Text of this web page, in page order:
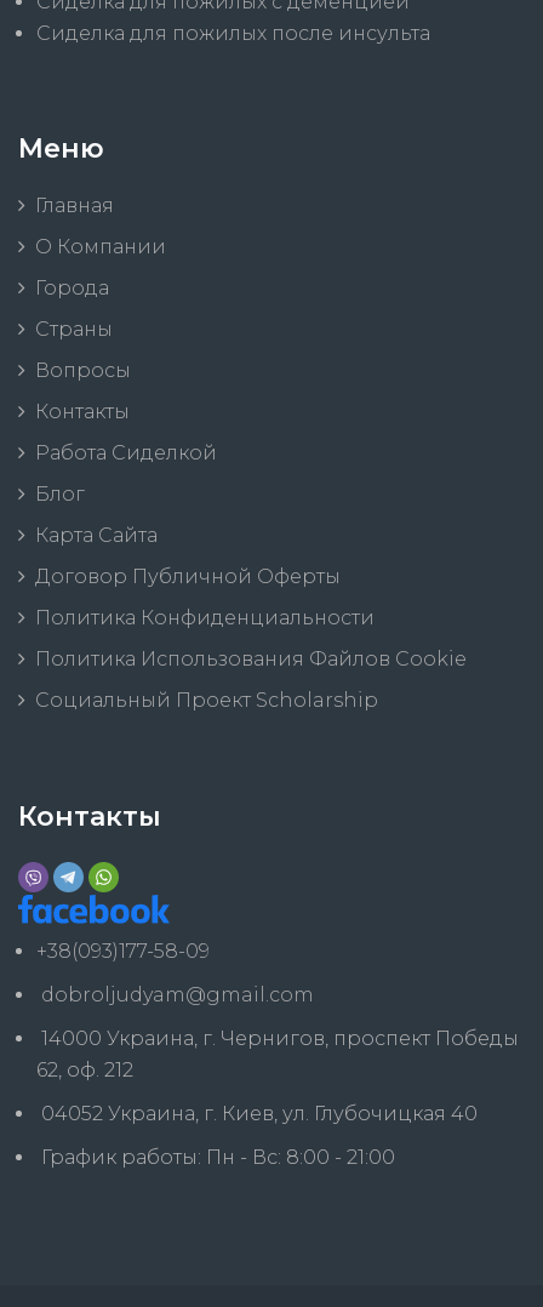
Сиделка для пожилых после инсульта
Меню
Главная
О Компании
Города
Страны
Вопросы
Контакты
Работа Сиделкой
Блог
Карта Сайта
Договор Публичной Оферты
Политика Конфиденциальности
Политика Использования Файлов Cookie
Социальный Проект Scholarship
Контакты
+38(093)177-58-09
dobroljudyam@gmail.com
14000 Украина, г. Чернигов, проспект Победы
62, оф. 212
04052 Украина, г. Киев, ул. Глубочицкая 40
График работы: Пн - Вс: 8:00 - 21:00